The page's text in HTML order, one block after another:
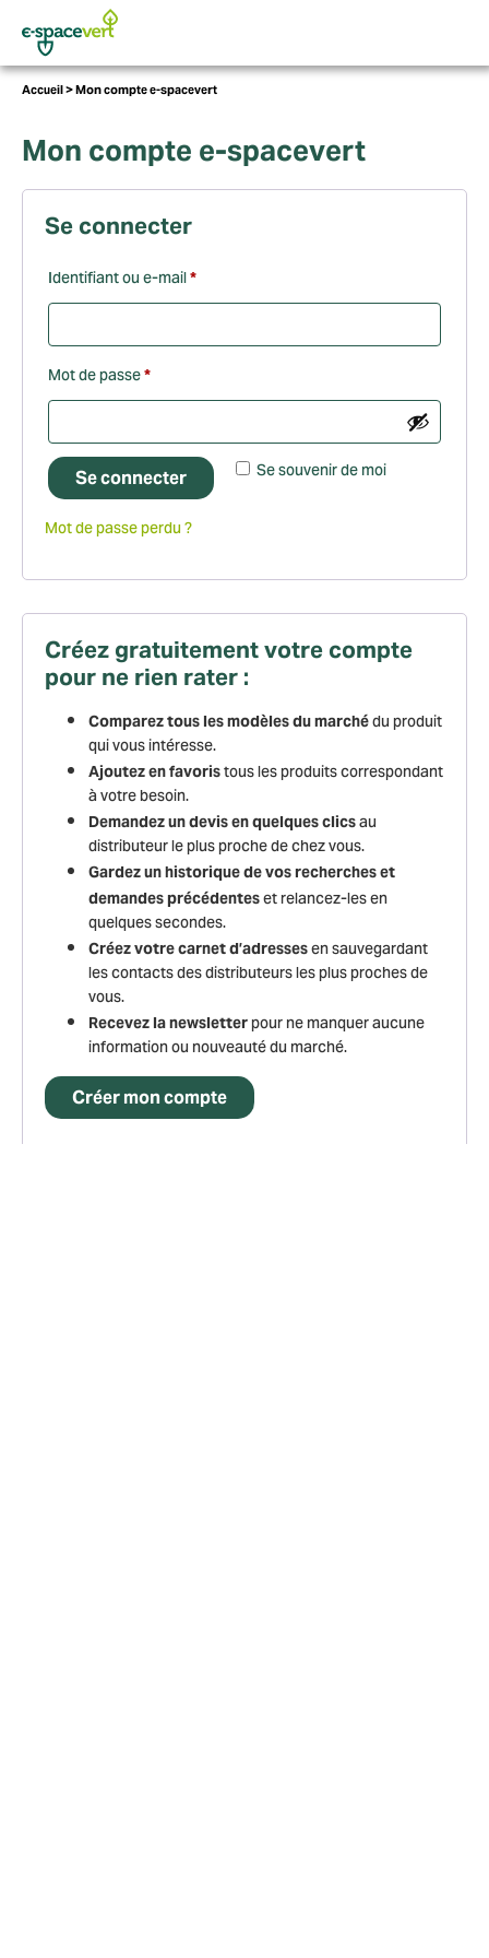
Panneau de gestion des cookies
cookies et vous donne
le contrôle sur ceux
que vous souhaitez
activer
Tout accepter
Tout refuser
Personnaliser
Politique de confidentialité
Vous
Accueil>Mon compte e-spacevert
Mon compte e-spacevert
Se connecter
Identifiant ou e-mail*Obligatoire
Mot de passe*Obligatoire
Se souvenir de moi
Se connecter
Mot de passe perdu ?
Créez gratuitement votre compte
pour ne rien rater :
Comparez tous les modèles du marchédu produit
qui vous intéresse.
Ajoutez en favoristous les produits correspondant
à votre besoin.
Demandez un devis en quelques clicsau
distributeur le plus proche de chez vous.
Gardez un historique de vos recherches et
demandes précédenteset relancez-les en
quelques secondes.
Créez votre carnet d’adressesen sauvegardant
les contacts des distributeurs les plus proches de
vous.
Recevez la newsletterpour ne manquer aucune
information ou nouveauté du marché.
Créer mon compte